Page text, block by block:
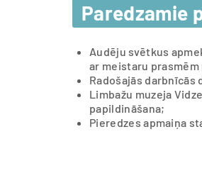
Paredzamie
Audēju svētkus
ar meistaru
Radošajās
Limbažu muzeja
papildināšana;
Pieredzes apmaiņa